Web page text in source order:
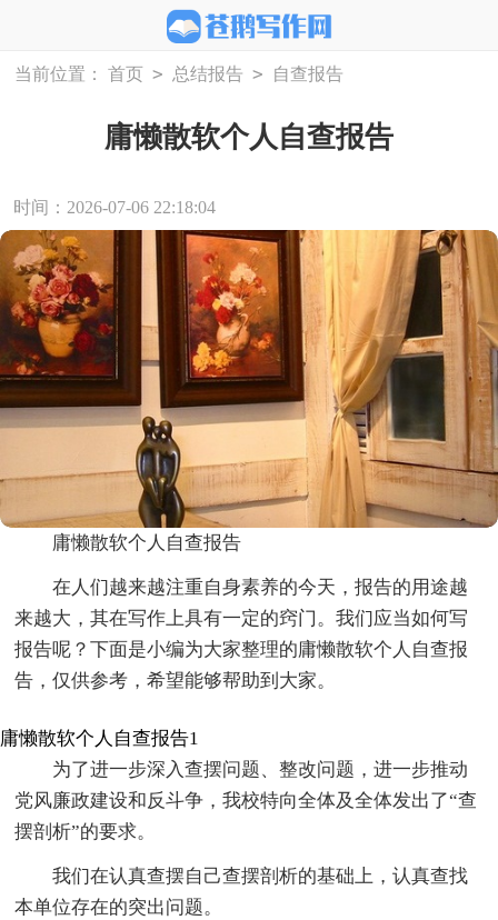
当前位置： 首页 > 总结报告 > 自查报告
庸懒散软个人自查报告
时间：2026-07-06 22:18:04
庸懒散软个人自查报告
在人们越来越注重自身素养的今天，报告的用途越
来越大，其在写作上具有一定的窍门。我们应当如何写
报告呢？下面是小编为大家整理的庸懒散软个人自查报
告，仅供参考，希望能够帮助到大家。
庸懒散软个人自查报告1
为了进一步深入查摆问题、整改问题，进一步推动
党风廉政建设和反斗争，我校特向全体及全体发出了“查
摆剖析”的要求。
我们在认真查摆自己查摆剖析的基础上，认真查找
本单位存在的突出问题。